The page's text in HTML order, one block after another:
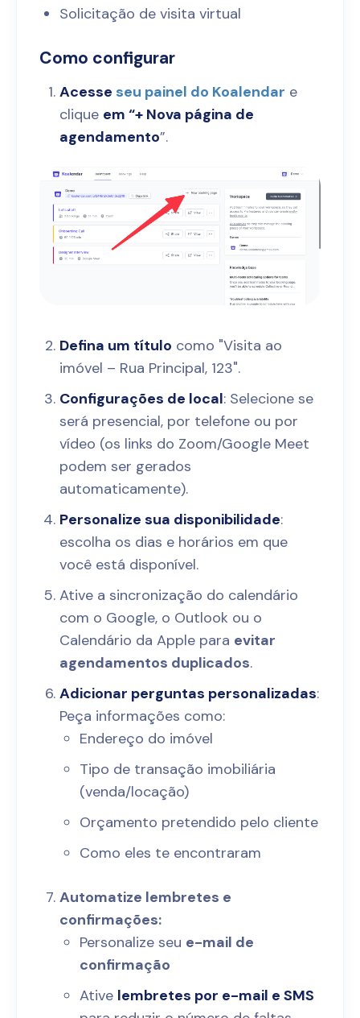
Solicitação de visita virtual
Como configurar
Acesse seu painel do Koalendar e
clique em “+ Nova página de
agendamento”.
Defina um título como "Visita ao
imóvel – Rua Principal, 123".
Configurações de local: Selecione se
será presencial, por telefone ou por
vídeo (os links do Zoom/Google Meet
podem ser gerados
automaticamente).
Personalize sua disponibilidade:
escolha os dias e horários em que
você está disponível.
Ative a sincronização do calendário
com o Google, o Outlook ou o
Calendário da Apple para evitar
agendamentos duplicados.
Adicionar perguntas personalizadas:
Peça informações como:
Endereço do imóvel
Tipo de transação imobiliária
(venda/locação)
Orçamento pretendido pelo cliente
Como eles te encontraram
Automatize lembretes e
confirmações:
Personalize seu e-mail de
confirmação
Ative lembretes por e-mail e SMS